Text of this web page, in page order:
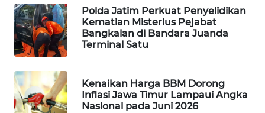
Polda Jatim Perkuat Penyelidikan
Kematian Misterius Pejabat
Bangkalan di Bandara Juanda
Terminal Satu
Kenaikan Harga BBM Dorong
Inflasi Jawa Timur Lampaui Angka
Nasional pada Juni 2026
MAWAKA
ID
MARTABAT
PLN
WATCH